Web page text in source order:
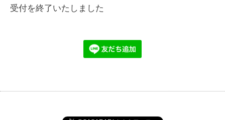
受付を終了いたしました